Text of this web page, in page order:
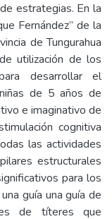
estrategias. En la
Fernández” de la
de Tungurahua
utilización de los
desarrollar el
de 5 años de
e imaginativo de
cognitiva
las actividades
estructurales
para los
guía una guía de
de títeres que